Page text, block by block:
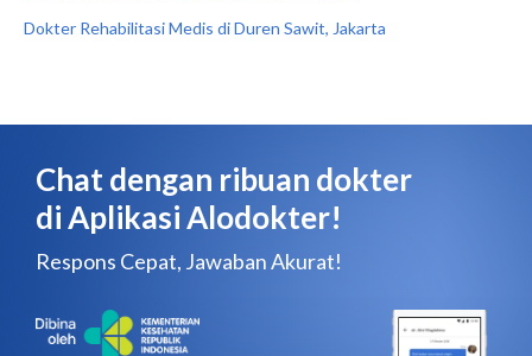
Dokter Rehabilitasi Medis di Duren Sawit, Jakarta